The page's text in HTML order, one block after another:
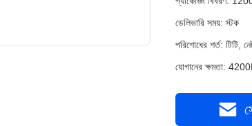
ডেলিভারি সময়: স্টক
পরিশোধের শর্ত: টিটি,
যোগানের ক্ষমতা: